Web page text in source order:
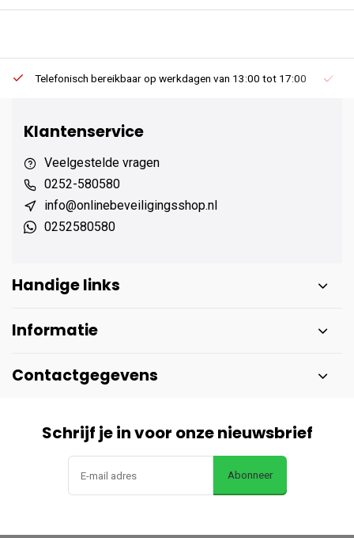
Telefonisch bereikbaar op werkdagen van 13:00 tot 17:00
Klantenservice
Veelgestelde vragen
0252-580580
info@onlinebeveiligingsshop.nl
0252580580
Handige links
Informatie
Contactgegevens
Schrijf je in voor onze nieuwsbrief
Abonneer